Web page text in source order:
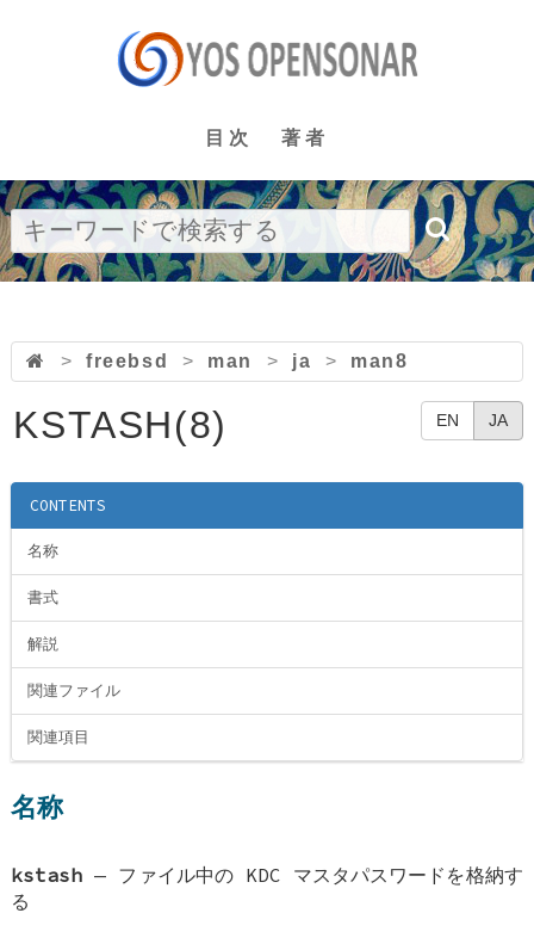
目次 著者
> freebsd > man > ja > man8
EN JA
KSTASH(8)
CONTENTS
名称
書式
解説
関連ファイル
関連項目
名称
kstash — ファイル中の KDC マスタパスワードを格納す
る